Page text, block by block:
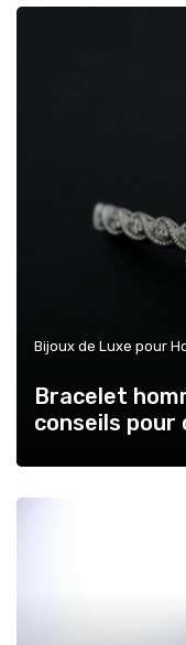
Bijoux de Luxe pour
Bracelet
conseils pour